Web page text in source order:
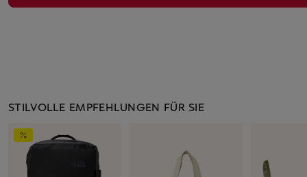
STILVOLLE EMPFEHLUNGEN FÜR SIE